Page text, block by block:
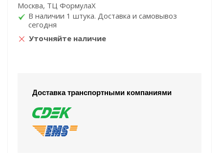
Москва, ТЦ ФормулаХ
В наличии 1 штука. Доставка и самовывоз
сегодня
Уточняйте наличие
Доставка транспортными компаниями